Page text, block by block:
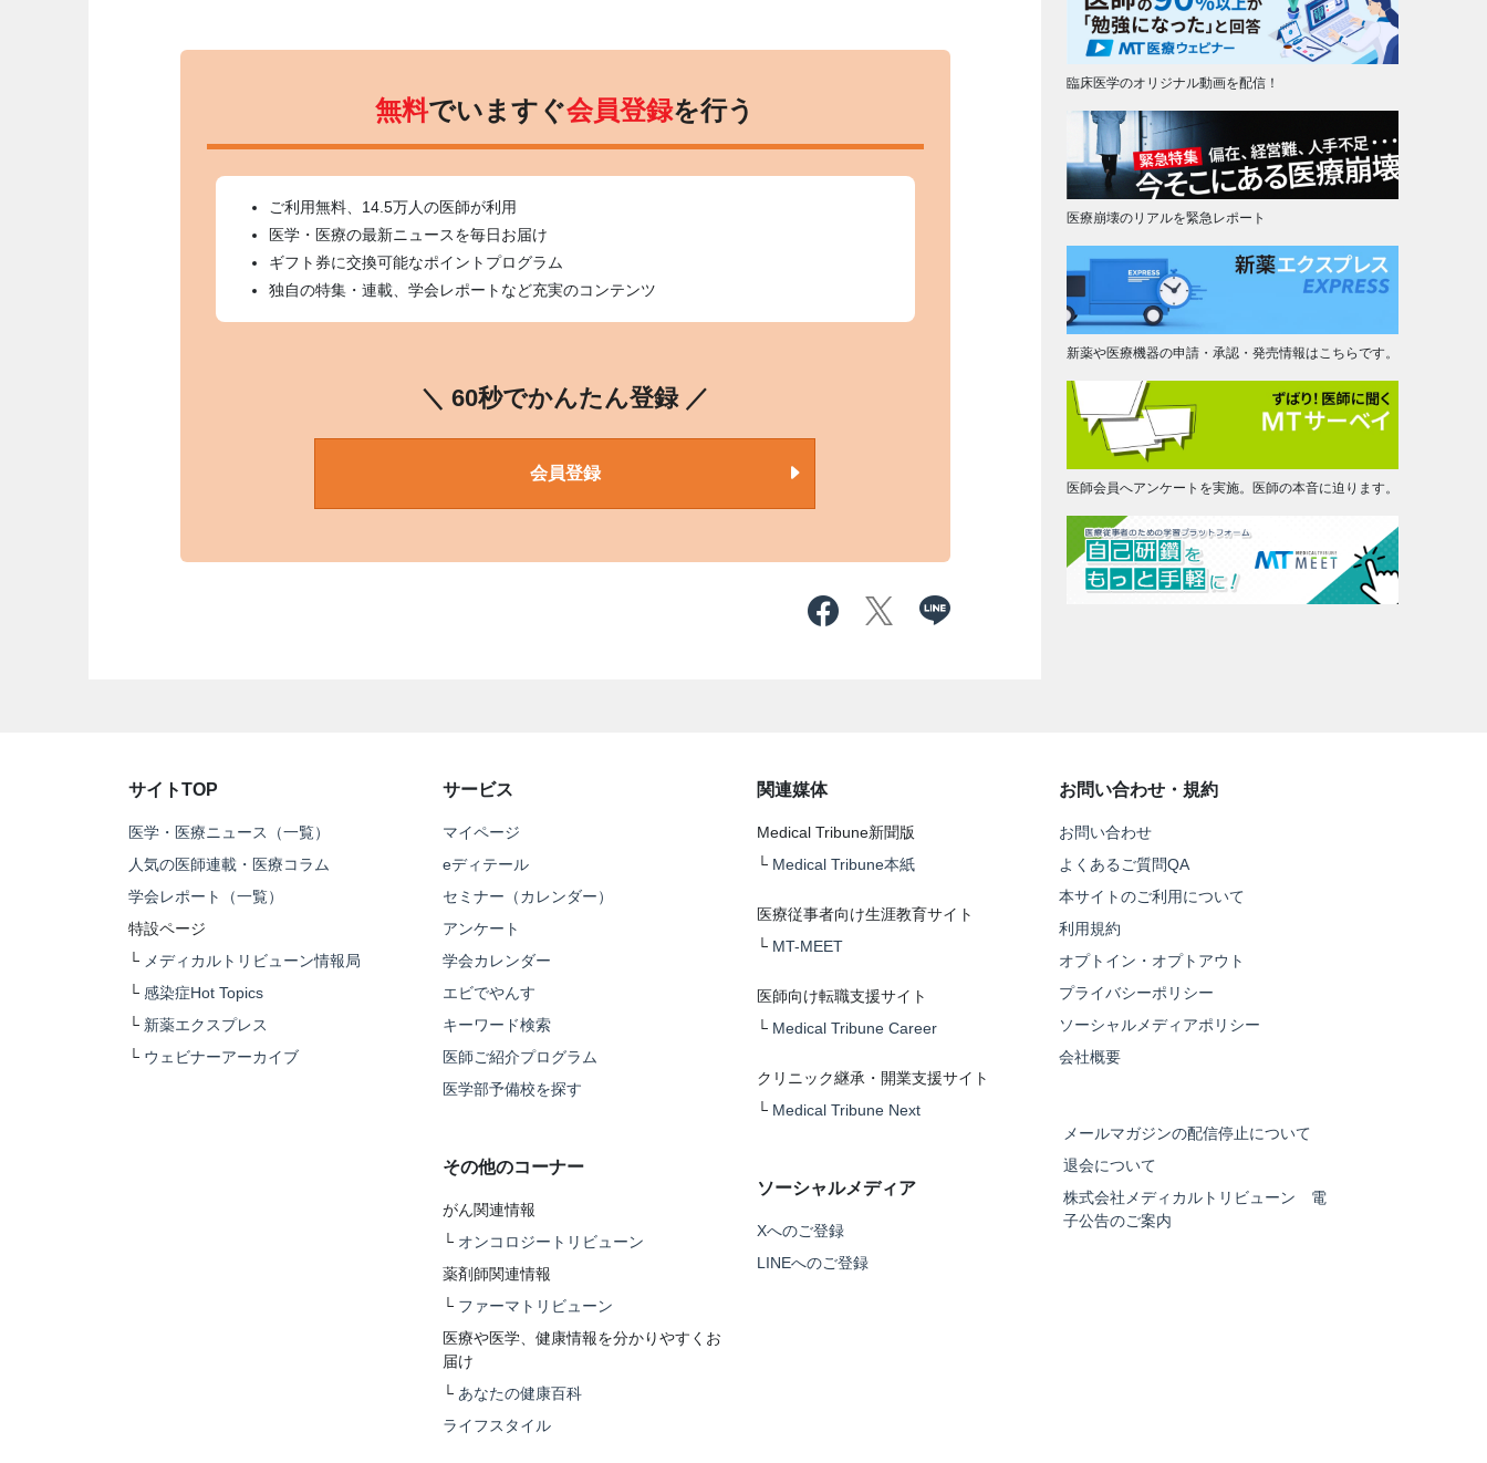
無料でいますぐ会員登録を行う
ご利用無料、14.5万人の医師が利用
医学・医療の最新ニュースを毎日お届け
ギフト券に交換可能なポイントプログラム
独自の特集・連載、学会レポートなど充実のコンテンツ
＼ 60秒でかんたん登録 ／
会員登録
臨床医学のオリジナル動画を配信！
医療崩壊のリアルを緊急レポート
新薬や医療機器の申請・承認・発売情報はこちらです。
医師会員へアンケートを実施。医師の本音に迫ります。
サイトTOP
医学・医療ニュース（一覧）
人気の医師連載・医療コラム
学会レポート（一覧）
特設ページ
└ メディカルトリビューン情報局
└ 感染症Hot Topics
└ 新薬エクスプレス
└ ウェビナーアーカイブ
サービス
マイページ
eディテール
セミナー（カレンダー）
アンケート
学会カレンダー
エビでやんす
キーワード検索
医師ご紹介プログラム
医学部予備校を探す
その他のコーナー
がん関連情報
└ オンコロジートリビューン
薬剤師関連情報
└ ファーマトリビューン
医療や医学、健康情報を分かりやすくお
届け
└ あなたの健康百科
ライフスタイル
関連媒体
Medical Tribune新聞版
└ Medical Tribune本紙
医療従事者向け生涯教育サイト
└ MT-MEET
医師向け転職支援サイト
└ Medical Tribune Career
クリニック継承・開業支援サイト
└ Medical Tribune Next
ソーシャルメディア
Xへのご登録
LINEへのご登録
お問い合わせ・規約
お問い合わせ
よくあるご質問QA
本サイトのご利用について
利用規約
オプトイン・オプトアウト
プライバシーポリシー
ソーシャルメディアポリシー
会社概要
メールマガジンの配信停止について
退会について
株式会社メディカルトリビューン 電
子公告のご案内